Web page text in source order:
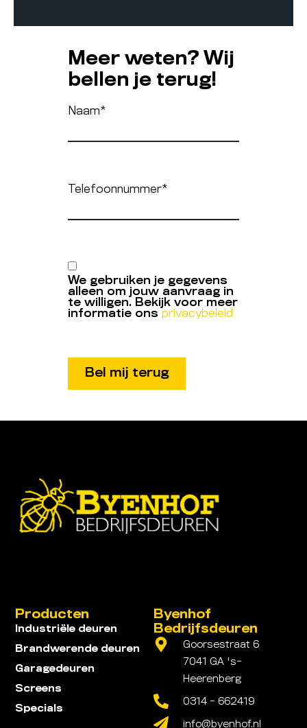
Meer weten? Wij
bellen je terug!
Naam*
Telefoonnummer*
We gebruiken je gegevens
alleen om jouw aanvraag in
te willigen. Bekijk voor meer
informatie ons privacybeleid
Byenhof
Bedrijfsdeuren
Goorsestraat 6
7041 GA 's-
Heerenberg
0314 - 662419
info@byenhof.nl
Producten
Industriële deuren
Brandwerende deuren
Garagedeuren
Screens
Specials